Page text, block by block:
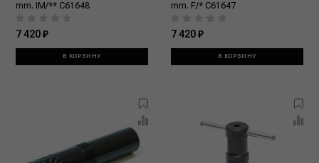
mm. IM/** C61648
7 420 ₽
В КОРЗИНУ
mm. F/* C61647
7 420 ₽
В КОРЗИНУ